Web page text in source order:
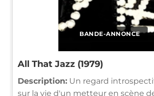
BANDE-ANNONCE
All That Jazz (1979)
Description: Un regard
sur la vie d'un metteur en scène